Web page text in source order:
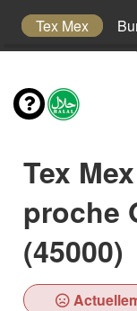
Tex Mex
Tex
proche
(45000)